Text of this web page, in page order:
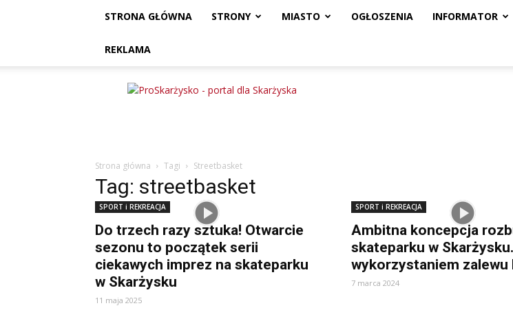
STRONA GŁÓWNA STRONY MIASTO OGŁOSZENIA INFORMATOR
REKLAMA
ProSkarżysko
Strona główna Tagi Streetbasket
Tag: streetbasket
SPORT i REKREACJA
Do trzech razy sztuka! Otwarcie
sezonu to początek serii
ciekawych imprez na skateparku
w Skarżysku
11 maja 2025
SPORT i REKREACJA
Ambitna koncepcja
skateparku w
wykorzystaniem zalewu
7 marca 2024